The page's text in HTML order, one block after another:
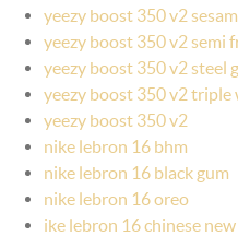
yeezy boost 350 v2
yeezy boost 350 v2 semi
yeezy boost 350 v2 steel
yeezy boost 350 v2 triple
yeezy boost 350 v2
nike lebron 16 bhm
nike lebron 16 black gum
nike lebron 16 oreo
ike lebron 16 chinese